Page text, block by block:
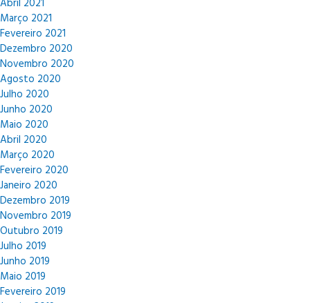
Abril 2021
Março 2021
Fevereiro 2021
Dezembro 2020
Novembro 2020
Agosto 2020
Julho 2020
Junho 2020
Maio 2020
Abril 2020
Março 2020
Fevereiro 2020
Janeiro 2020
Dezembro 2019
Novembro 2019
Outubro 2019
Julho 2019
Junho 2019
Maio 2019
Fevereiro 2019